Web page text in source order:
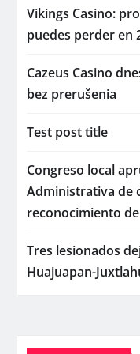
Vikings Casino:
puedes perder en
Cazeus Casino
bez prerušenia
Test post title
Congreso local
Administrativa de
reconocimiento
Tres lesionados
Huajuapan-